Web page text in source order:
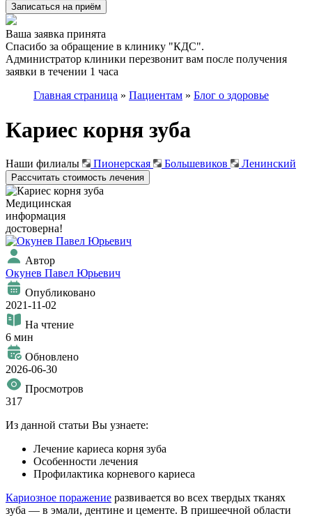
Записаться на приём
Ваша заявка принята
Спасибо за обращение в клинику "КДС".
Администратор клиники перезвонит вам после получения
заявки в течении 1 часа
Главная страница » Пациентам » Блог о здоровье
Кариес корня зуба
Наши филиалы Пионерская Большевиков Ленинский
Рассчитать стоимость лечения
Медицинская
информация
достоверна!
Автор
Окунев Павел Юрьевич
Опубликовано
2021-11-02
На чтение
6 мин
Обновлено
2026-06-30
Просмотров
317
Из данной статьи Вы узнаете:
Лечение кариеса корня зуба
Особенности лечения
Профилактика корневого кариеса
Кариозное поражение развивается во всех твердых тканях
зуба — в эмали, дентине и цементе. В пришеечной области